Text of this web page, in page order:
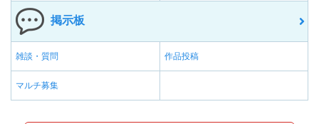
掲示板
雑談・質問 作品投稿
マルチ募集